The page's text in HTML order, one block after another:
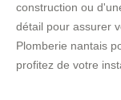
construction ou
détail pour assurer
Plomberie nantais
profitez de votre